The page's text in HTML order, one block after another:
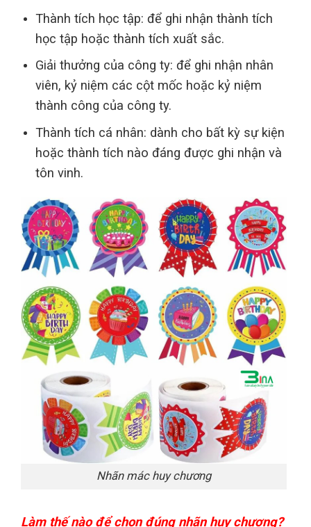
Thành tích học tập: để ghi nhận thành tích
học tập hoặc thành tích xuất sắc.
Giải thưởng của công ty: để ghi nhận nhân
viên, kỷ niệm các cột mốc hoặc kỷ niệm
thành công của công ty.
Thành tích cá nhân: dành cho bất kỳ sự kiện
hoặc thành tích nào đáng được ghi nhận và
tôn vinh.
Nhãn mác huy chương
Làm thế nào để chọn đúng nhãn huy chương?